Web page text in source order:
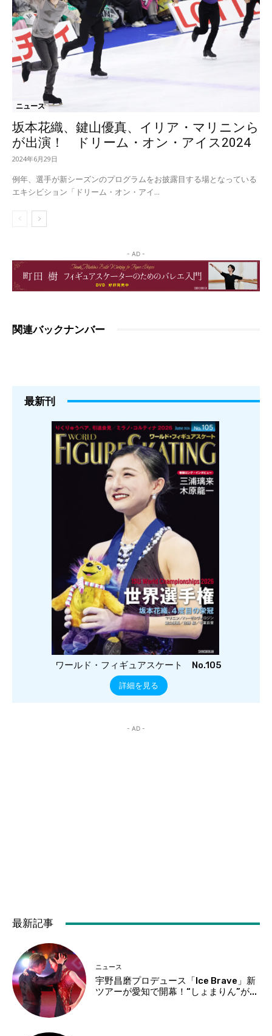
ニュース
坂本花織、鍵山優真、イリア・マリニンら
が出演！ ドリーム・オン・アイス2024
2024年6月29日
例年、選手が新シーズンのプログラムをお披露目する場となっている
エキシビション「ドリーム・オン・アイ...
- AD -
関連バックナンバー
最新刊
ワールド・フィギュアスケート No.105
詳細を見る
- AD -
最新記事
ニュース
宇野昌磨プロデュース「Ice Brave」新
ツアーが愛知で開幕！“しょまりん”が...